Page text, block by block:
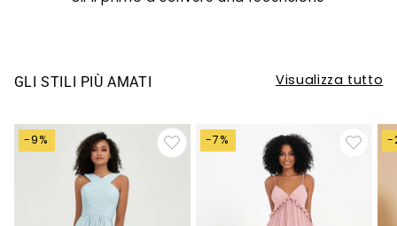
GLI STILI PIÙ AMATI Visualizza tutto
-9% -7% -